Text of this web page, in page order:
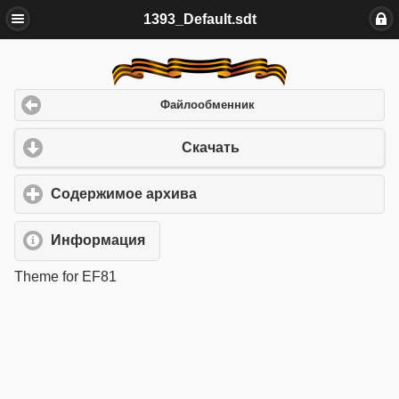
1393_Default.sdt
Файлообменник
Скачать
Содержимое архива
Информация
Theme for EF81